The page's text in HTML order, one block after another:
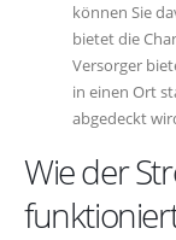
können Sie
bietet die
Versorger
in einen Ort
abgedeckt
Wie der